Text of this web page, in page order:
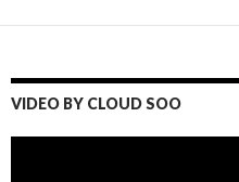
VIDEO BY CLOUD SOO